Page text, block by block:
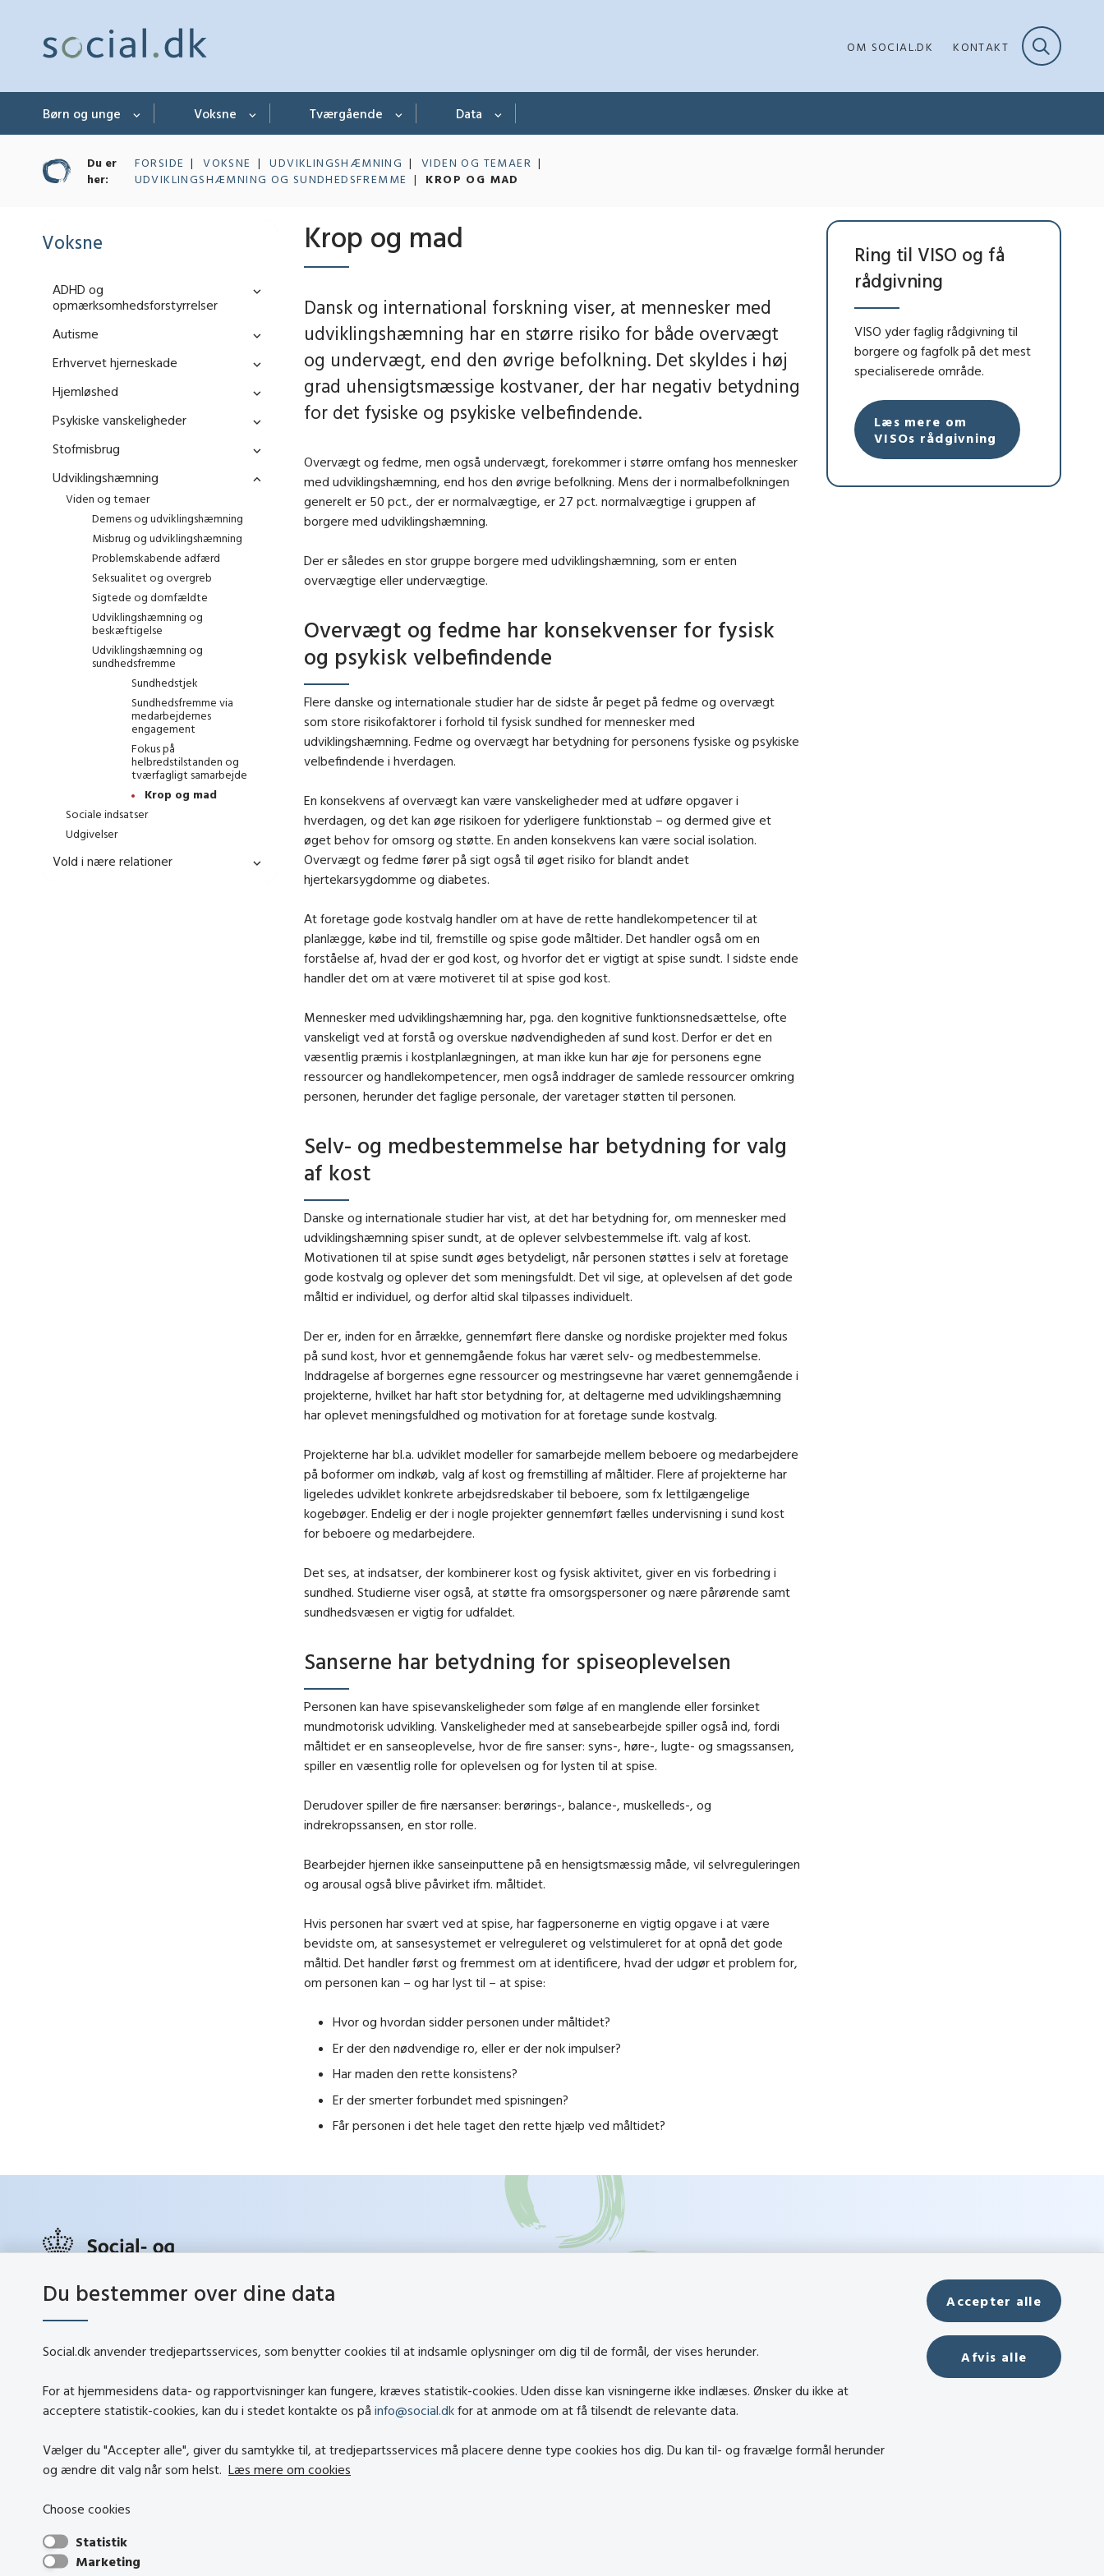
OM SOCIAL.DK KONTAKT
Børn og unge Voksne Tværgående Data
Du er
her:
FORSIDE VOKSNE UDVIKLINGSHÆMNING
VIDEN OG TEMAER
UDVIKLINGSHÆMNING OG SUNDHEDSFREMME
KROP OG MAD
Voksne
ADHD og
opmærksomhedsforstyrrelser
Autisme
Erhvervet hjerneskade
Hjemløshed
Psykiske vanskeligheder
Stofmisbrug
Udviklingshæmning
Viden og temaer
Demens og udviklingshæmning
Misbrug og udviklingshæmning
Problemskabende adfærd
Seksualitet og overgreb
Sigtede og domfældte
Udviklingshæmning og
beskæftigelse
Udviklingshæmning og
sundhedsfremme
Sundhedstjek
Sundhedsfremme via
medarbejdernes
engagement
Fokus på
helbredstilstanden og
tværfagligt samarbejde
Krop og mad
Sociale indsatser
Udgivelser
Vold i nære relationer
Krop og mad
Dansk og international forskning viser, at mennesker med
udviklingshæmning har en større risiko for både overvægt
og undervægt, end den øvrige befolkning. Det skyldes i høj
grad uhensigtsmæssige kostvaner, der har negativ betydning
for det fysiske og psykiske velbefindende.
Overvægt og fedme, men også undervægt, forekommer i større omfang hos mennesker
med udviklingshæmning, end hos den øvrige befolkning. Mens der i normalbefolkningen
generelt er 50 pct., der er normalvægtige, er 27 pct. normalvægtige i gruppen af
borgere med udviklingshæmning.
Der er således en stor gruppe borgere med udviklingshæmning, som er enten
overvægtige eller undervægtige.
Overvægt og fedme har konsekvenser for fysisk
og psykisk velbefindende
Flere danske og internationale studier har de sidste år peget på fedme og overvægt
som store risikofaktorer i forhold til fysisk sundhed for mennesker med
udviklingshæmning. Fedme og overvægt har betydning for personens fysiske og psykiske
velbefindende i hverdagen.
En konsekvens af overvægt kan være vanskeligheder med at udføre opgaver i
hverdagen, og det kan øge risikoen for yderligere funktionstab – og dermed give et
øget behov for omsorg og støtte. En anden konsekvens kan være social isolation.
Overvægt og fedme fører på sigt også til øget risiko for blandt andet
hjertekarsygdomme og diabetes.
At foretage gode kostvalg handler om at have de rette handlekompetencer til at
planlægge, købe ind til, fremstille og spise gode måltider. Det handler også om en
forståelse af, hvad der er god kost, og hvorfor det er vigtigt at spise sundt. I sidste ende
handler det om at være motiveret til at spise god kost.
Mennesker med udviklingshæmning har, pga. den kognitive funktionsnedsættelse, ofte
vanskeligt ved at forstå og overskue nødvendigheden af sund kost. Derfor er det en
væsentlig præmis i kostplanlægningen, at man ikke kun har øje for personens egne
ressourcer og handlekompetencer, men også inddrager de samlede ressourcer omkring
personen, herunder det faglige personale, der varetager støtten til personen.
Selv- og medbestemmelse har betydning for valg
af kost
Danske og internationale studier har vist, at det har betydning for, om mennesker med
udviklingshæmning spiser sundt, at de oplever selvbestemmelse ift. valg af kost.
Motivationen til at spise sundt øges betydeligt, når personen støttes i selv at foretage
gode kostvalg og oplever det som meningsfuldt. Det vil sige, at oplevelsen af det gode
måltid er individuel, og derfor altid skal tilpasses individuelt.
Der er, inden for en årrække, gennemført flere danske og nordiske projekter med fokus
på sund kost, hvor et gennemgående fokus har været selv- og medbestemmelse.
Inddragelse af borgernes egne ressourcer og mestringsevne har været gennemgående i
projekterne, hvilket har haft stor betydning for, at deltagerne med udviklingshæmning
har oplevet meningsfuldhed og motivation for at foretage sunde kostvalg.
Projekterne har bl.a. udviklet modeller for samarbejde mellem beboere og medarbejdere
på boformer om indkøb, valg af kost og fremstilling af måltider. Flere af projekterne har
ligeledes udviklet konkrete arbejdsredskaber til beboere, som fx lettilgængelige
kogebøger. Endelig er der i nogle projekter gennemført fælles undervisning i sund kost
for beboere og medarbejdere.
Det ses, at indsatser, der kombinerer kost og fysisk aktivitet, giver en vis forbedring i
sundhed. Studierne viser også, at støtte fra omsorgspersoner og nære pårørende samt
sundhedsvæsen er vigtig for udfaldet.
Sanserne har betydning for spiseoplevelsen
Personen kan have spisevanskeligheder som følge af en manglende eller forsinket
mundmotorisk udvikling. Vanskeligheder med at sansebearbejde spiller også ind, fordi
måltidet er en sanseoplevelse, hvor de fire sanser: syns-, høre-, lugte- og smagssansen,
spiller en væsentlig rolle for oplevelsen og for lysten til at spise.
Derudover spiller de fire nærsanser: berørings-, balance-, muskelleds-, og
indrekropssansen, en stor rolle.
Bearbejder hjernen ikke sanseinputtene på en hensigtsmæssig måde, vil selvreguleringen
og arousal også blive påvirket ifm. måltidet.
Hvis personen har svært ved at spise, har fagpersonerne en vigtig opgave i at være
bevidste om, at sansesystemet er velreguleret og velstimuleret for at opnå det gode
måltid. Det handler først og fremmest om at identificere, hvad der udgør et problem for,
om personen kan – og har lyst til – at spise:
Hvor og hvordan sidder personen under måltidet?
Er der den nødvendige ro, eller er der nok impulser?
Har maden den rette konsistens?
Er der smerter forbundet med spisningen?
Får personen i det hele taget den rette hjælp ved måltidet?
Ring til VISO og få
rådgivning
VISO yder faglig rådgivning til
borgere og fagfolk på det mest
specialiserede område.
Læs mere om
VISOs rådgivning
Lerchesgade 35, 5
sikkermail
CVR-nr.: 26144698
Om social.dk
Tilgængelighedserklæring
Om brugen af cookies
Socialministeriet
Center mod Menneskehandel
Du bestemmer over dine data
Social.dk anvender tredjepartsservices, som benytter cookies til at indsamle oplysninger om dig til de formål, der vises herunder.
For at hjemmesidens data- og rapportvisninger kan fungere, kræves statistik-cookies. Uden disse kan visningerne ikke indlæses. Ønsker du ikke at
acceptere statistik-cookies, kan du i stedet kontakte os på info@social.dk for at anmode om at få tilsendt de relevante data.
Vælger du "Accepter alle", giver du samtykke til, at tredjepartsservices må placere denne type cookies hos dig. Du kan til- og fravælge formål herunder
og ændre dit valg når som helst. Læs mere om cookies
Choose cookies
Statistik
Marketing
Accepter alle
Afvis alle